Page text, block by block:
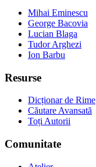
Mihai Eminescu
George Bacovia
Lucian Blaga
Tudor Arghezi
Ion Barbu
Resurse
Dicționar de Rime
Căutare Avansată
Toți Autorii
Comunitate